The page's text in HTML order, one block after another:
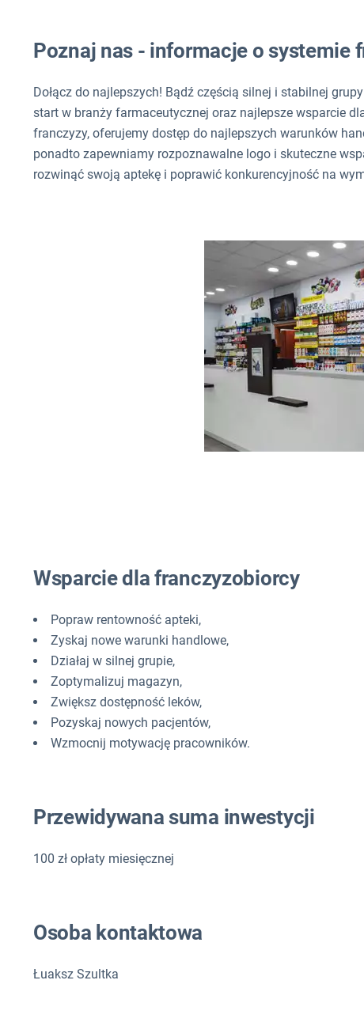
Poznaj nas - informacje o systemie
Dołącz do najlepszych! Bądź częścią silnej i stabilnej
start w branży farmaceutycznej oraz najlepsze wsparcie
franczyzy, oferujemy dostęp do najlepszych warunków
ponadto zapewniamy rozpoznawalne logo i skuteczne
rozwinąć swoją aptekę i poprawić konkurencyjność na
Wsparcie dla franczyzobiorcy
Popraw rentowność apteki,
Zyskaj nowe warunki handlowe,
Działaj w silnej grupie,
Zoptymalizuj magazyn,
Zwiększ dostępność leków,
Pozyskaj nowych pacjentów,
Wzmocnij motywację pracowników.
Przewidywana suma inwestycji
100 zł opłaty miesięcznej
Osoba kontaktowa
Łuaksz Szultka